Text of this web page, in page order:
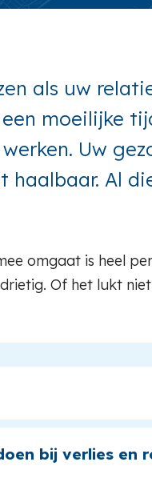
als uw
moeilijke
Uw
Al
omgaat is heel
Of het lukt
bij verlies en